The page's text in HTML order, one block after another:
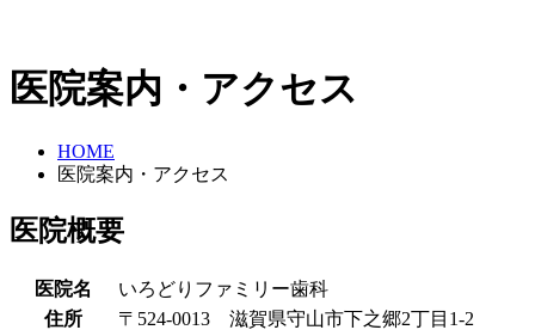
医院案内・アクセス
HOME
医院案内・アクセス
医院概要
医院名
いろどりファミリー歯科
住所
〒524-0013 滋賀県守山市下之郷2丁目1-2